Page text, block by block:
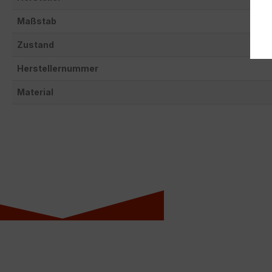
Maßstab
Zustand
Herstellernummer
Material